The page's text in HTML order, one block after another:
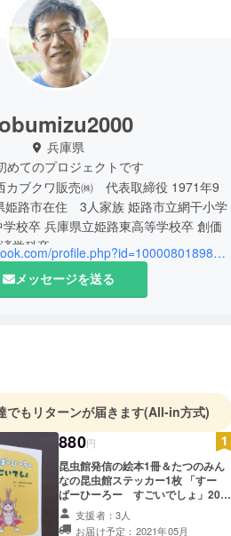
兵庫県
めてのプロジェクトです
カブクワ販売㈱ 代表取締役 1971年9
姫路市在住 3人家族 姫路市立網干小学
校卒 兵庫県立姫路東高等学校卒 創価
学科卒
https://www.facebook.com/profile.php?id=100008018981569
メッセージを送る
でもリターンが届きます(All-in方式)
880円
昆虫館発信の絵本1冊＆たつのみん
なの昆虫館ステッカー1枚 「すー
ぱーひーろー すごいでしょ」2021
年4月2日発刊予定。 定価」880円税
抜+税=968円税込価格の絵本です。
支援者：3人
お届け予定：2021年05月